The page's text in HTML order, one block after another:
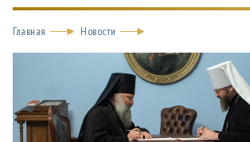
Главная Новости